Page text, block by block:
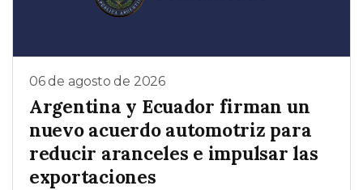
06 de agosto de 2026
Argentina y Ecuador firman un
nuevo acuerdo automotriz para
reducir aranceles e impulsar las
exportaciones